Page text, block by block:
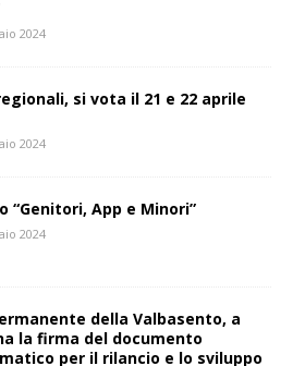
2024
si vota il 21 e 22 aprile
2024
“Genitori, App e Minori”
2024
della Valbasento, a
la firma del documento
per il rilancio e lo sviluppo